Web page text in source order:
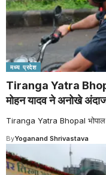
मध्य प्रदेश
Tiranga Yatra
मोहन यादव ने अनोखे
Tiranga Yatra Bhopal भोपाल
ByYoganand Shrivastava